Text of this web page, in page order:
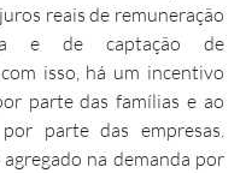
reais de remuneração
e de captação de
isso, há um incentivo
parte das famílias e ao
parte das empresas.
na demanda por